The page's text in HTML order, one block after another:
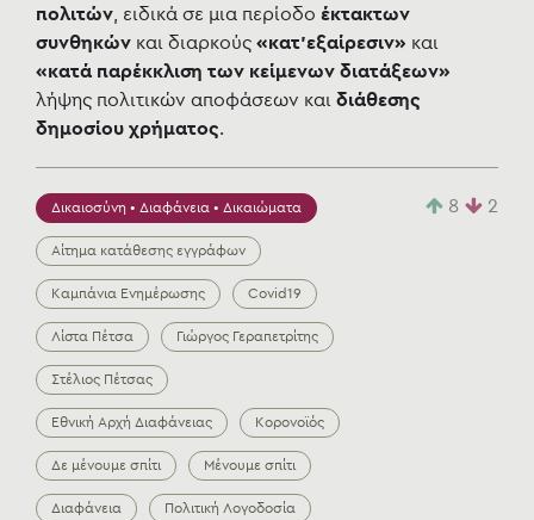
πολιτών , ειδικά σε μια περίοδο έκτακτων
συνθηκών και διαρκούς «κατ'εξαίρεσιν» και
«κατά παρέκκλιση των κείμενων διατάξεων»
λήψης πολιτικών αποφάσεων και διάθεσης
δημοσίου χρήματος.
Δικαιοσύνη • Διαφάνεια • Δικαιώματα
Αίτημα κατάθεσης εγγράφων
Καμπάνια Ενημέρωσης Covid19
Λίστα Πέτσα Γιώργος Γεραπετρίτης
Στέλιος Πέτσας
Εθνική Αρχή Διαφάνειας Κορονοϊός
Δε μένουμε σπίτι Μένουμε σπίτι
Διαφάνεια Πολιτική Λογοδοσία
8 2